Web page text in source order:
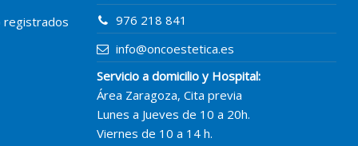
registrados
976 218 841
info@oncoestetica.es
Servicio a domicilio y Hospital:
Área Zaragoza, Cita previa
Lunes a Jueves de 10 a 20h.
Viernes de 10 a 14 h.